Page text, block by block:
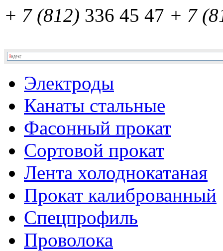
+ 7 (812) 336 45 47 + 7
Электроды
Канаты стальные
Фасонный прокат
Сортовой прокат
Лента холоднокатаная
Прокат калиброванный
Спецпрофиль
Проволока